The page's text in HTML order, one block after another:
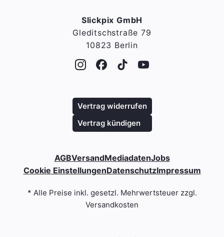
Slickpix GmbH
Gleditschstraße 79
10823 Berlin
AGBVersandMediadatenJobs
Cookie EinstellungenDatenschutzImpressum
Vertrag widerrufen
Vertrag kündigen
* Alle Preise inkl. gesetzl. Mehrwertsteuer zzgl.
Versandkosten